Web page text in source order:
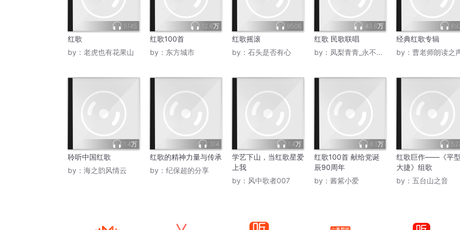
5145
红歌
by： 老虎也有花果山
12.6万
红歌100首
by： 东方城市
9506
红歌摇滚
by： 石头是否有心
43.6万
红歌 民歌联唱
by： 凤梨青青_永不断更
经典红歌专辑
by： 曹老师朗读之
1.4万
聆听中国红歌
by： 海之韵风情云
314
红歌的精神力量与传承
by： 纪保超的分享
1.4万
学艺下山，当红歌星爱
上我
by： 风中歌者007
6.1万
红歌100首 献给党诞
辰90周年
by： 酱紫小爱
红歌巨作——《平
大捷》组歌
by： 五台山之音